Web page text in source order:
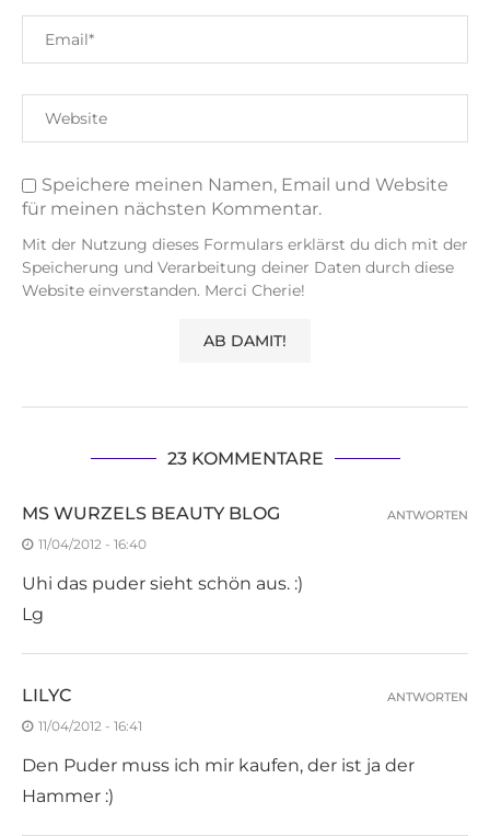
Speichere meinen Namen, Email und Website
für meinen nächsten Kommentar.
Mit der Nutzung dieses Formulars erklärst du dich mit der
Speicherung und Verarbeitung deiner Daten durch diese
Website einverstanden. Merci Cherie!
23 KOMMENTARE
MS WURZELS BEAUTY BLOG
11/04/2012 - 16:40
Uhi das puder sieht schön aus. :)
Lg
ANTWORTEN
LILYC
11/04/2012 - 16:41
Den Puder muss ich mir kaufen, der ist ja der
Hammer :)
ANTWORTEN